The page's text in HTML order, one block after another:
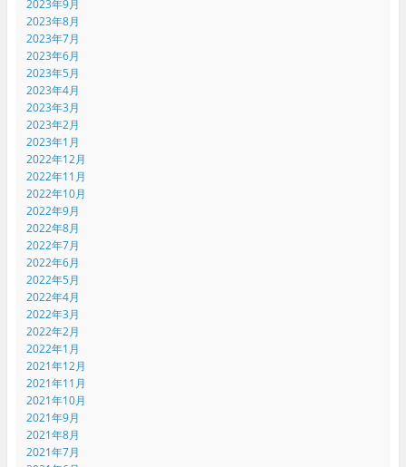
2023年9月
2023年8月
2023年7月
2023年6月
2023年5月
2023年4月
2023年3月
2023年2月
2023年1月
2022年12月
2022年11月
2022年10月
2022年9月
2022年8月
2022年7月
2022年6月
2022年5月
2022年4月
2022年3月
2022年2月
2022年1月
2021年12月
2021年11月
2021年10月
2021年9月
2021年8月
2021年7月